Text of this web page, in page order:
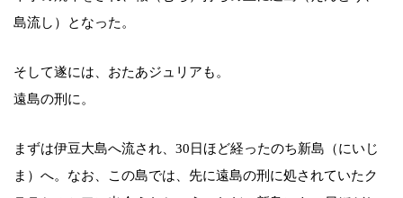
島流し）となった。
そして遂には、おたあジュリアも。
遠島の刑に。
まずは伊豆大島へ流され、30日ほど経ったのち新島（にいじ
ま）へ。なお、この島では、先に遠島の刑に処されていたク